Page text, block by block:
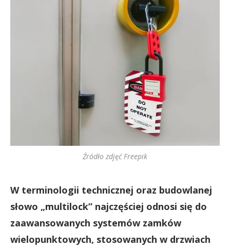
Źródło zdjęć Freepik
W terminologii technicznej oraz budowlanej
słowo „multilock” najczęściej odnosi się do
zaawansowanych systemów zamków
wielopunktowych, stosowanych w drzwiach